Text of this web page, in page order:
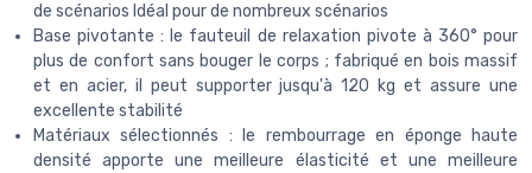
de scénarios Idéal pour de nombreux scénarios
Base pivotante : le fauteuil de relaxation pivote à 360° pour
plus de confort sans bouger le corps ; fabriqué en bois massif
et en acier, il peut supporter jusqu'à 120 kg et assure une
excellente stabilité
Matériaux sélectionnés : le rembourrage en éponge haute
densité apporte une meilleure élasticité et une meilleure